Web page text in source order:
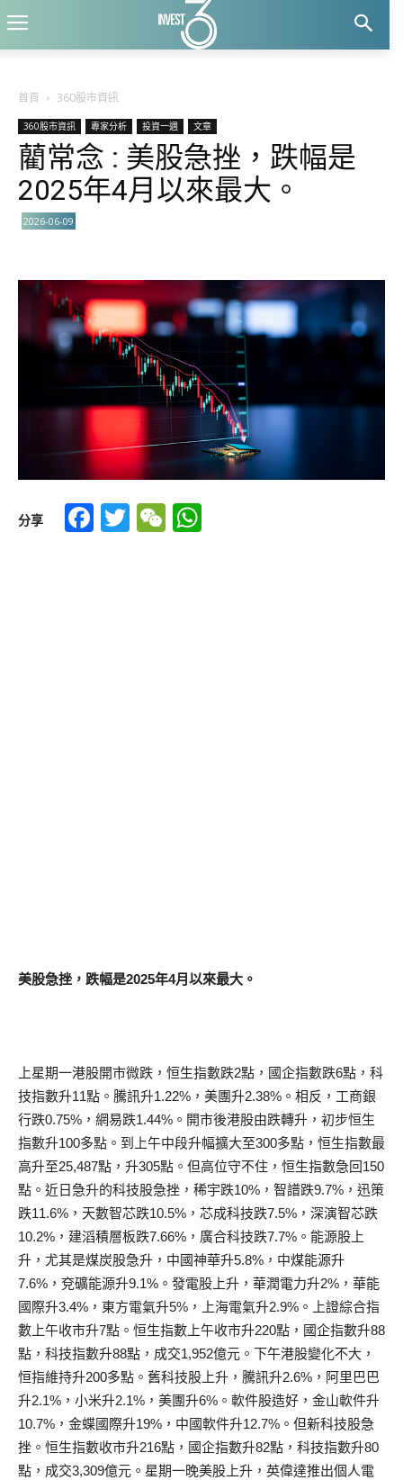
首頁 360股市資訊
360股市資訊 專家分析 投資一週 文章
藺常念 : 美股急挫，跌幅是
2025年4月以來最大。
2026-06-09
分享 Facebook
TwitterWeChat
美股急挫，跌幅是2025年4月以來最大。
上星期一港股開市微跌，恒生指數跌2點，國企指數跌6點，科
技指數升11點。騰訊升1.22%，美團升2.38%。相反，工商銀
行跌0.75%，網易跌1.44%。開市後港股由跌轉升，初步恒生
指數升100多點。到上午中段升幅擴大至300多點，恒生指數最
高升至25,487點，升305點。但高位守不住，恒生指數急回150
點。近日急升的科技股急挫，稀宇跌10%，智譜跌9.7%，迅策
跌11.6%，天數智芯跌10.5%，芯成科技跌7.5%，深演智芯跌
10.2%，建滔積層板跌7.66%，廣合科技跌7.7%。能源股上
升，尤其是煤炭股急升，中國神華升5.8%，中煤能源升
7.6%，兗礦能源升9.1%。發電股上升，華潤電力升2%，華能
國際升3.4%，東方電氣升5%，上海電氣升2.9%。上證綜合指
數上午收市升7點。恒生指數上午收市升220點，國企指數升88
點，科技指數升88點，成交1,952億元。下午港股變化不大，
恒指維持升200多點。舊科技股上升，騰訊升2.6%，阿里巴巴
升2.1%，小米升2.1%，美團升6%。軟件股造好，金山軟件升
10.7%，金蝶國際升19%，中國軟件升12.7%。但新科技股急
挫。恒生指數收市升216點，國企指數升82點，科技指數升80
點，成交3,309億元。星期一晚美股上升，英偉達推出個人電